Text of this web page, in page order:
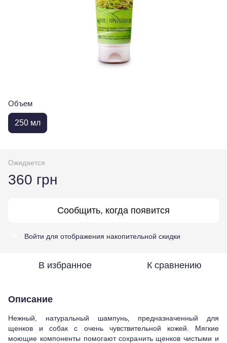
Объем
250 мл
Ожидается
360 грн
Сообщить, когда появится
Войти для отображения накопительной скидки
В избранное К сравнению
Описание
Нежный, натуральный шампунь, предназначенный для
щенков и собак с очень чувствительной кожей. Мягкие
моющие компоненты помогают сохранить щенков чистыми и